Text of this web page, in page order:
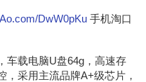
DwW0pKu 手机淘口
车载电脑U盘64g，高速存
采用主流品牌A+级芯片，